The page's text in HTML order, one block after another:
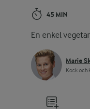
45 MIN
En enkel
Marie
Kock och